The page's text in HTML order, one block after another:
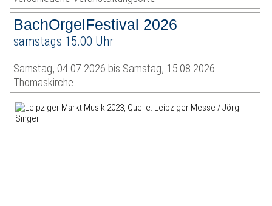
BachOrgelFestival 2026
samstags 15.00 Uhr
Samstag, 04.07.2026 bis Samstag, 15.08.2026
Thomaskirche